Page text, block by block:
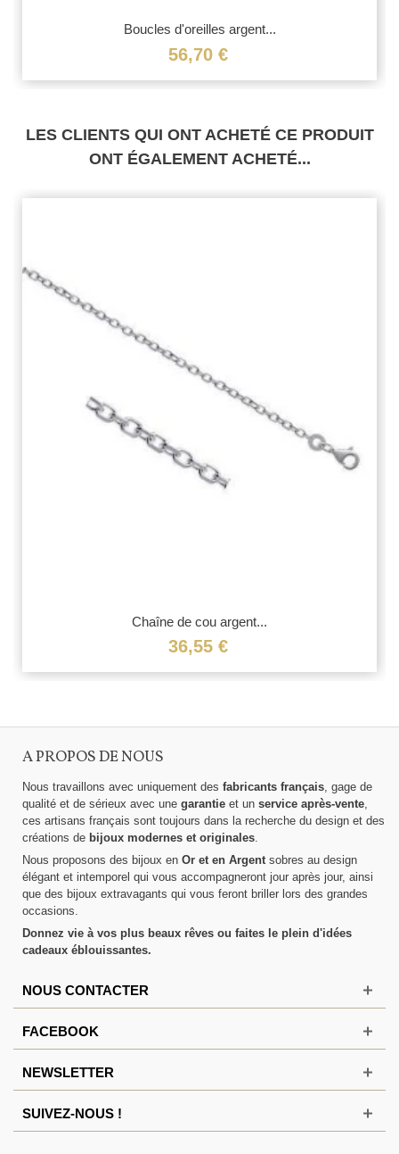
Boucles d'oreilles argent...
56,70 €
LES CLIENTS QUI ONT ACHETÉ CE PRODUIT
ONT ÉGALEMENT ACHETÉ...
Chaîne de cou argent...
36,55 €
A PROPOS DE NOUS
Nous travaillons avec uniquement des fabricants français, gage de
qualité et de sérieux avec une garantie et un service après-vente,
ces artisans français sont toujours dans la recherche du design et des
créations de bijoux modernes et originales.
Nous proposons des bijoux en Or et en Argentsobres au design
élégant et intemporel qui vous accompagneront jour après jour, ainsi
que des bijoux extravagants qui vous feront briller lors des grandes
occasions.
Donnez vie à vos plus beaux rêves ou faites le plein d'idées
cadeaux éblouissantes.
NOUS CONTACTER
FACEBOOK
NEWSLETTER
SUIVEZ-NOUS !